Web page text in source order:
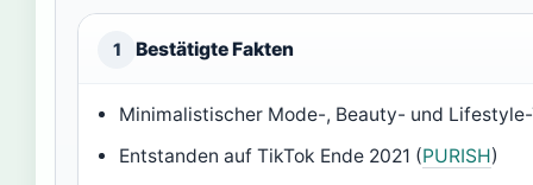
1 Bestätigte Fakten
Minimalistischer Mode-, Beauty- und
Entstanden auf TikTok Ende 2021 (PURISH)